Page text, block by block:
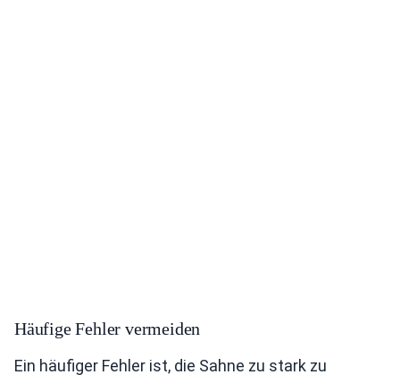
Häufige Fehler vermeiden
Ein häufiger Fehler ist, die Sahne zu stark zu